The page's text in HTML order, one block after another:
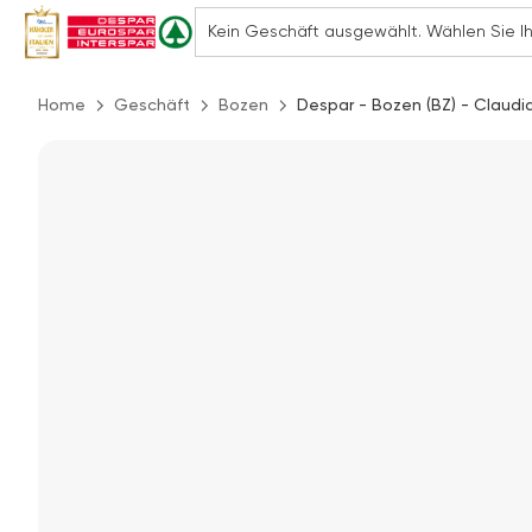
Home Geschäft Bozen Despar - Bozen (BZ) -